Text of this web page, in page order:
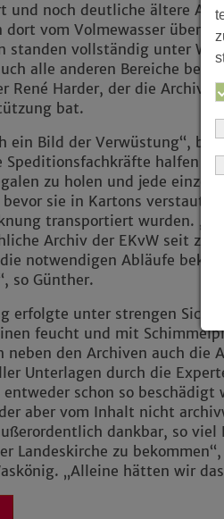
und noch deutliche ältere
dort vom Volmewasser
standen vollständig unter
alle anderen Bereiche
René Harder, der die
bat.
ein Bild der Verwüstung“,
Speditionsfachkräfte halfen
zu holen und jede
bevor sie in Kartons verstaut,
transportiert wurden.
Archiv der EKvW seit
notwendigen Abläufe
so Günther.
erfolgte unter strengen
feucht und mit
neben den Archiven auch die
Unterlagen durch die
entweder schon so
aber vom Inhalt nicht
dankbar, so
Landeskirche zu
„Alleine hätten wir